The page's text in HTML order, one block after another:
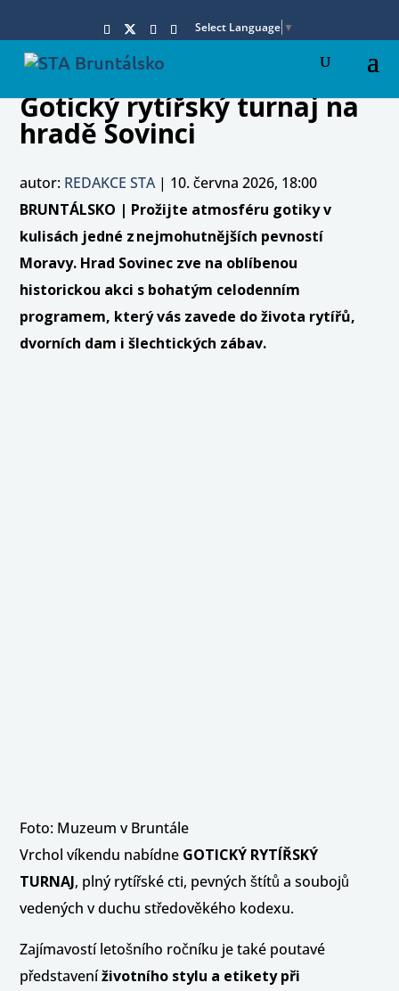
Select Language ▼
Gotický rytířský turnaj na
hradě Sovinci
autor: REDAKCE STA| 10. června 2026, 18:00
BRUNTÁLSKO | Prožijte atmosféru gotiky v
kulisách jedné z nejmohutnějších pevností
Moravy. Hrad Sovinec zve na oblíbenou
historickou akci s bohatým celodenním
programem, který vás zavede do života rytířů,
dvorních dam i šlechtických zábav.
Foto: Muzeum v Bruntále
Vrchol víkendu nabídne GOTICKÝ RYTÍŘSKÝ
TURNAJ, plný rytířské cti, pevných štítů a soubojů
vedených v duchu středověkého kodexu.
Zajímavostí letošního ročníku je také poutavé
představeníživotního stylu a etikety při